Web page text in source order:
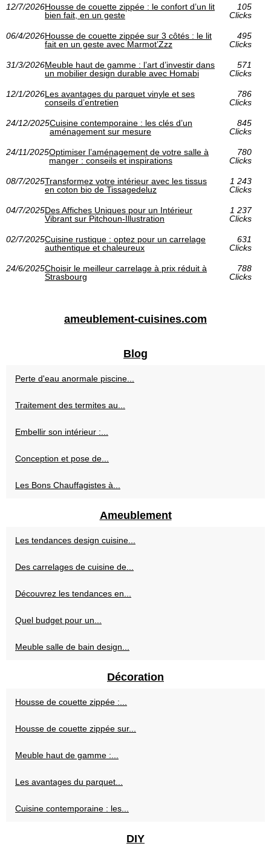
12/7/2026Housse de couette zippée : le confort d’un lit
bien fait, en un geste
105
Clicks
06/4/2026Housse de couette zippée sur 3 côtés : le lit
fait en un geste avec Marmot’Zzz
495
Clicks
31/3/2026Meuble haut de gamme : l’art d’investir dans
un mobilier design durable avec Homabi
571
Clicks
12/1/2026Les avantages du parquet vinyle et ses
conseils d’entretien
786
Clicks
24/12/2025Cuisine contemporaine : les clés d’un
aménagement sur mesure
845
Clicks
24/11/2025Optimiser l’aménagement de votre salle à
manger : conseils et inspirations
780
Clicks
08/7/2025Transformez votre intérieur avec les tissus
en coton bio de Tissagedeluz
1 243
Clicks
04/7/2025Des Affiches Uniques pour un Intérieur
Vibrant sur Pitchoun-Illustration
1 237
Clicks
02/7/2025Cuisine rustique : optez pour un carrelage
authentique et chaleureux
631
Clicks
24/6/2025Choisir le meilleur carrelage à prix réduit à
Strasbourg
788
Clicks
ameublement-cuisines.com
Blog
Perte d'eau anormale piscine...
Traitement des termites au...
Embellir son intérieur :...
Conception et pose de...
Les Bons Chauffagistes à...
Ameublement
Les tendances design cuisine...
Des carrelages de cuisine de...
Découvrez les tendances en...
Quel budget pour un...
Meuble salle de bain design...
Décoration
Housse de couette zippée :...
Housse de couette zippée sur...
Meuble haut de gamme :...
Les avantages du parquet...
Cuisine contemporaine : les...
DIY